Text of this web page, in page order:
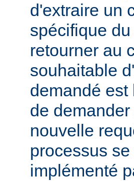
d'extraire un
spécifique
retourner au
souhaitable
demandé est
de
nouvelle
processus
implémenté